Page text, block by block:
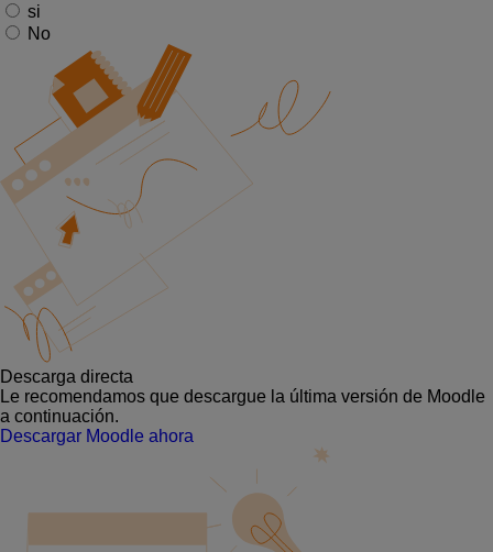
si
No
Descarga directa
Le recomendamos que descargue la última versión de Moodle
a continuación.
Descargar Moodle ahora